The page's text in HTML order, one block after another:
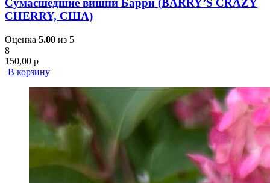
Сумасшедшие вишни Барри (BARRY’S CRAZY
CHERRY, США)
Оценка 5.00 из 5
8
150,00 р
В корзину